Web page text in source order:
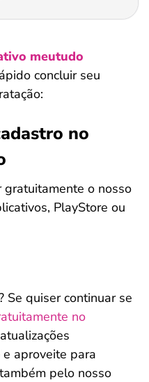
meutudo
concluir seu
no
o nosso
PlayStore ou
Se quiser continuar se
no
e aproveite para
pelo nosso